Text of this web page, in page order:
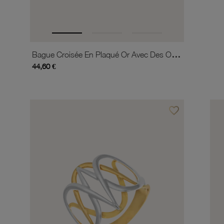
Bague Croisée En Plaqué Or Avec Des Oxydes De Zirconium
44,60 €
favorite_borderAjouter à vos